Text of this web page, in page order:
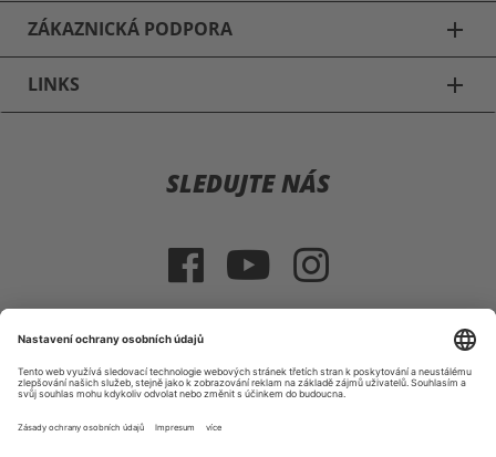
ZÁKAZNICKÁ PODPORA add
LINKS add
Schuberth S2
HJC R-PHA 10 PLUS
SLEDUJTE NÁS
VÝBĚR ZEMĚ
Tiráž VOP